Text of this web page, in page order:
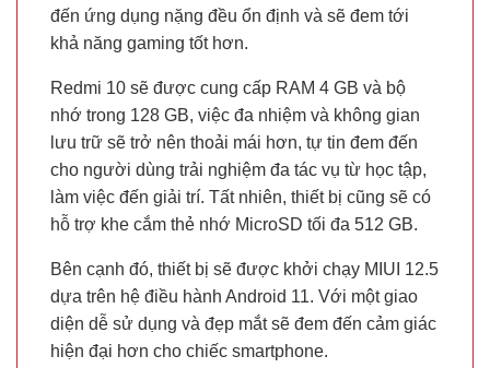
đến ứng dụng nặng đều ổn định và sẽ đem tới
khả năng gaming tốt hơn.
Redmi 10 sẽ được cung cấp RAM 4 GB và bộ
nhớ trong 128 GB, việc đa nhiệm và không gian
lưu trữ sẽ trở nên thoải mái hơn, tự tin đem đến
cho người dùng trải nghiệm đa tác vụ từ học tập,
làm việc đến giải trí. Tất nhiên, thiết bị cũng sẽ có
hỗ trợ khe cắm thẻ nhớ MicroSD tối đa 512 GB.
Bên cạnh đó, thiết bị sẽ được khởi chạy MIUI 12.5
dựa trên hệ điều hành Android 11. Với một giao
diện dễ sử dụng và đẹp mắt sẽ đem đến cảm giác
hiện đại hơn cho chiếc smartphone.